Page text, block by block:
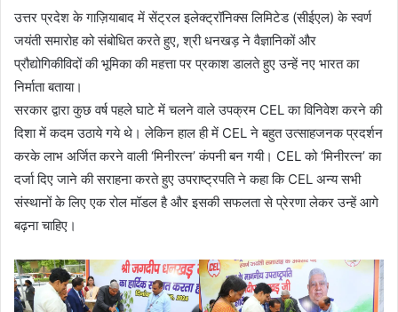
उत्तर प्रदेश के गाज़ियाबाद में सेंट्रल इलेक्ट्रॉनिक्स लिमिटेड (सीईएल) के स्वर्ण
जयंती समारोह को संबोधित करते हुए, श्री धनखड़ ने वैज्ञानिकों और
प्रौद्योगिकीविदों की भूमिका की महत्ता पर प्रकाश डालते हुए उन्हें नए भारत का
निर्माता बताया।
सरकार द्वारा कुछ वर्ष पहले घाटे में चलने वाले उपक्रम CEL का विनिवेश करने की
दिशा में कदम उठाये गये थे। लेकिन हाल ही में CEL ने बहुत उत्साहजनक प्रदर्शन
करके लाभ अर्जित करने वाली ‘मिनीरत्न’ कंपनी बन गयी। CEL को ‘मिनीरत्न’ का
दर्जा दिए जाने की सराहना करते हुए उपराष्ट्रपति ने कहा कि CEL अन्य सभी
संस्थानों के लिए एक रोल मॉडल है और इसकी सफलता से प्रेरणा लेकर उन्हें आगे
बढ़ना चाहिए।